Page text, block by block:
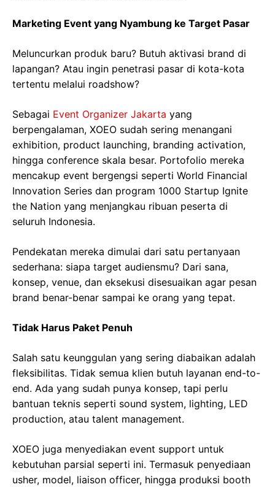
Marketing Event yang Nyambung ke Target Pasar
Meluncurkan produk baru? Butuh aktivasi brand di
lapangan? Atau ingin penetrasi pasar di kota-kota
tertentu melalui roadshow?
Sebagai Event Organizer Jakarta yang
berpengalaman, XOEO sudah sering menangani
exhibition, product launching, branding activation,
hingga conference skala besar. Portofolio mereka
mencakup event bergengsi seperti World Financial
Innovation Series dan program 1000 Startup Ignite
the Nation yang menjangkau ribuan peserta di
seluruh Indonesia.
Pendekatan mereka dimulai dari satu pertanyaan
sederhana: siapa target audiensmu? Dari sana,
konsep, venue, dan eksekusi disesuaikan agar pesan
brand benar-benar sampai ke orang yang tepat.
Tidak Harus Paket Penuh
Salah satu keunggulan yang sering diabaikan adalah
fleksibilitas. Tidak semua klien butuh layanan end-to-
end. Ada yang sudah punya konsep, tapi perlu
bantuan teknis seperti sound system, lighting, LED
production, atau talent management.
XOEO juga menyediakan event support untuk
kebutuhan parsial seperti ini. Termasuk penyediaan
usher, model, liaison officer, hingga produksi booth